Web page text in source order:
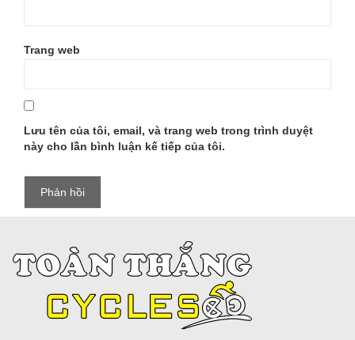
Trang web
Lưu tên của tôi, email, và trang web trong trình duyệt
này cho lần bình luận kế tiếp của tôi.